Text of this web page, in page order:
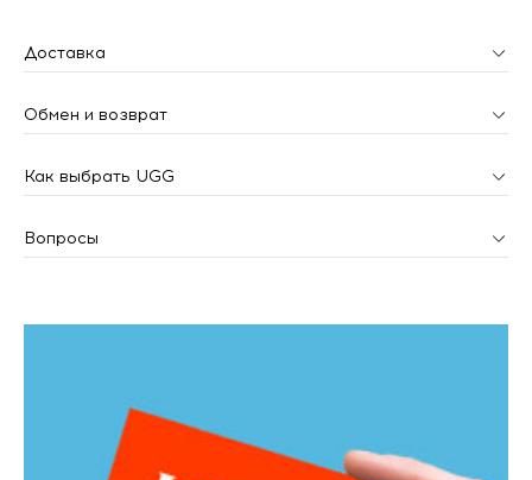
Доставка
Обмен и возврат
Как выбрать UGG
Вопросы